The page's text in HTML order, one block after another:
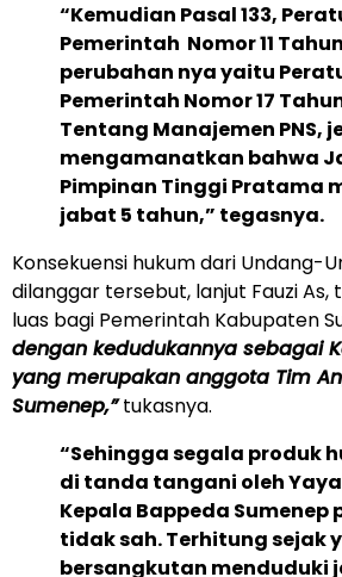
“Kemudian Pasal 133,
Pemerintah Nomor 11
perubahan nya yaitu
Pemerintah Nomor 17
Tentang Manajemen PNS,
mengamanatkan bahwa
Pimpinan Tinggi Pratama
jabat 5 tahun,” tegasnya.
Konsekuensi hukum dari Undang-
dilanggar tersebut, lanjut Fauzi
luas bagi Pemerintah Kabupaten
dengan kedudukannya sebagai
yang merupakan anggota Tim
Sumenep,”tukasnya.
“Sehingga segala produk
di tanda tangani oleh
Kepala Bappeda Sumenep
tidak sah. Terhitung sejak
bersangkutan menduduki